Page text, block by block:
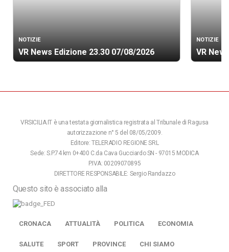
NOTIZIE
VR News Edizione 23.30 07/08/2026
NOTIZIE
VR
VRSICILIA.IT è una testata giornalistica registrata al Tribunale di Ragusa
autorizzazione n° 5 del 08/05/2009.
Editore: TELERADIO REGIONE SRL
Sede: S.P.74 km 0+400 C.da Cava Gucciardo SN - 97015 MODICA
P.IVA: 00209070895
DIRETTORE RESPONSABILE: Sergio Randazzo
Questo sito è associato alla
CRONACA ATTUALITÀ POLITICA ECONOMIA
SALUTE SPORT PROVINCE CHI SIAMO